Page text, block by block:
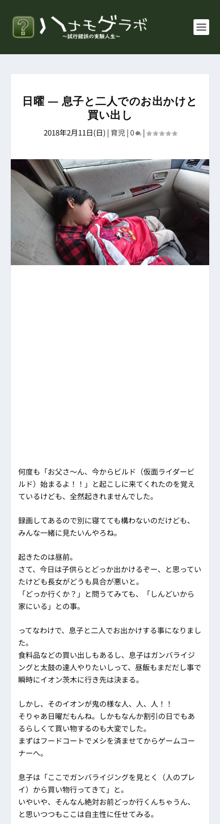
日曜 ― 息子と二人でのお出かけと
買い出し
2018年2月11日(日) | 育児|0 |
何度も「お父さ～ん、今からビルド（仮面ライダービ
ルド）始まるよ！！」と起こしに来てくれたのを覚え
ているけども、全然起きれませんでした。
録画してあるので別に寝てても構わないのだけども、
みんな一緒に見たいんやろね。
起きたのは昼前。
さて、今日は子供らとどっか出かけるぞー、と思ってい
たけども長女がどうも具合が悪いと。
「どっか行くか？」と問うてみても、「しんどいから
家にいる」との事。
ってなわけで、息子と二人でお出かけする事になりまし
た。
食料品などの買い出しもあるし、息子はガンバライジ
ングと太鼓の達人やりたいしって、昼飯もまだだし事で
瞬時にイオン茨木に行き先は決まる。
しかし、そのイオンが鬼の様な人、人、人！！
そりゃあ日曜だもんね。しかもなんか割引の日でもあ
るらしくて買い物するのも大変でした。
まずはフードコートでメシを済ませてからゲームコー
ナーへ。
息子は「ここでガンバライジングを見とく（人のプレ
イ）から買い物行ってきて」と。
いやいや、そんなん絶対お前どっか行くんちゃうん、
と思いつつもここは自主性に任せてみる。